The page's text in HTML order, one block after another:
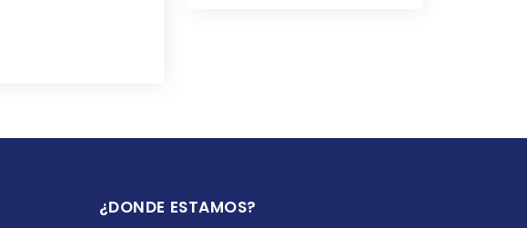
¿DONDE ESTAMOS?